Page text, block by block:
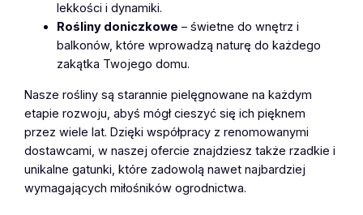
lekkości i dynamiki.
Rośliny doniczkowe – świetne do wnętrz i
balkonów, które wprowadzą naturę do każdego
zakątka Twojego domu.
Nasze rośliny są starannie pielęgnowane na każdym
etapie rozwoju, abyś mógł cieszyć się ich pięknem
przez wiele lat. Dzięki współpracy z renomowanymi
dostawcami, w naszej ofercie znajdziesz także rzadkie i
unikalne gatunki, które zadowolą nawet najbardziej
wymagających miłośników ogrodnictwa.